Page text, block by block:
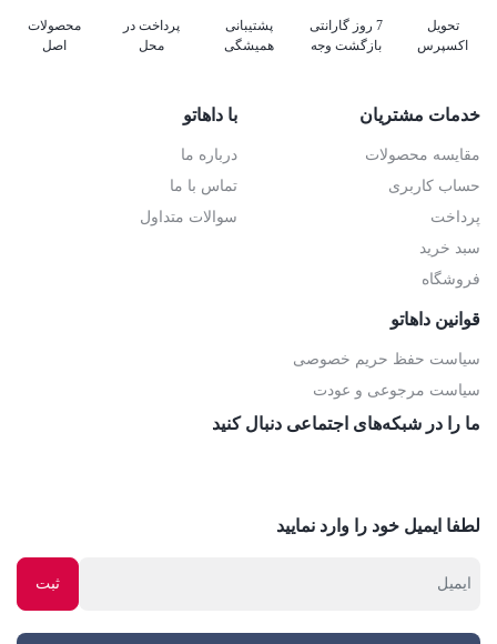
تحویل
اکسپرس
7 روز گارانتی
بازگشت وجه
پشتیبانی
همیشگی
پرداخت در
محل
محصولات
اصل
خدمات مشتریان
مقایسه محصولات
حساب کاربری
پرداخت
سبد خرید
فروشگاه
با داهاتو
درباره ما
تماس با ما
سوالات متداول
قوانین داهاتو
سیاست حفظ حریم خصوصی
سیاست مرجوعی و عودت
ما را در شبکه‌های اجتماعی دنبال کنید
لطفا ایمیل خود را وارد نمایید